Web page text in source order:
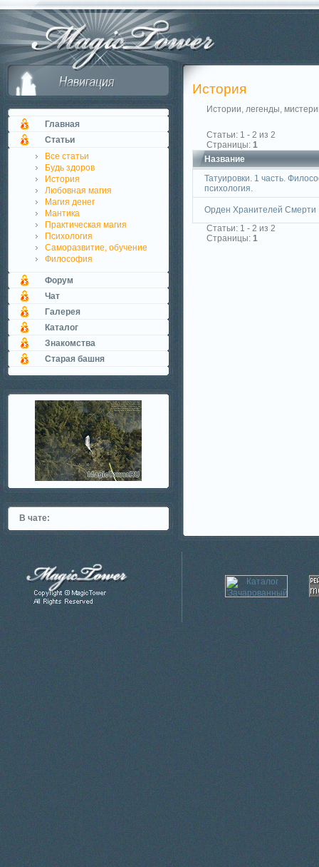
Главная
Статьи
Все статьи
Будь здоров
История
Любовная магия
Магия денег
Мантика
Практическая магия
Психология
Саморазвитие, обучение
Философия
Форум
Чат
Галерея
Каталог
Знакомства
Старая башня
В чате:
История
Истории, легенды,
Статьи: 1 - 2 из 2
Страницы: 1
Название
Татуировки. 1 часть.
психология.
Орден Хранителей Смерти
Статьи: 1 - 2 из 2
Страницы: 1